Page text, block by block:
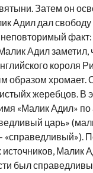
Затем он
Адил дал
факт:
Адил заметил,
короля
образом хромает.
жеребцов. В
«Малик Адил»
царь»
«справедливый»).
Малик
был